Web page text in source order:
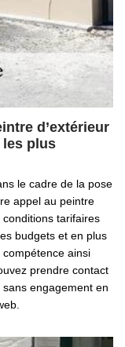
d’extérieur
les plus
le cadre de la pose
appel au peintre
conditions tarifaires
budgets et en plus
ainsi
prendre contact
engagement en